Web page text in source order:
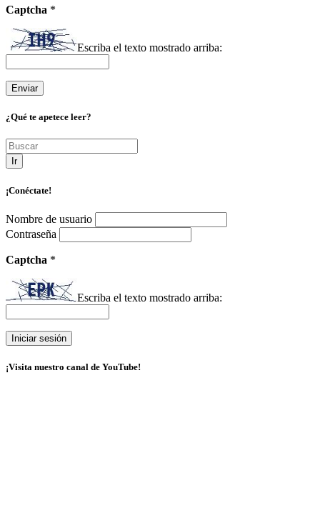
Captcha *
Escriba el texto mostrado arriba:
¿Qué te apetece leer?
Ir
¡Conéctate!
Nombre de usuario
Contraseña
Captcha *
Escriba el texto mostrado arriba:
¡Visita nuestro canal de YouTube!